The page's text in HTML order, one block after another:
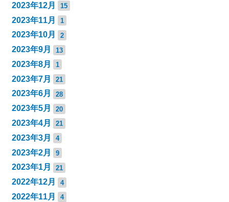
2023年12月 15
2023年11月 1
2023年10月 2
2023年9月 13
2023年8月 1
2023年7月 21
2023年6月 28
2023年5月 20
2023年4月 21
2023年3月 4
2023年2月 9
2023年1月 21
2022年12月 4
2022年11月 4